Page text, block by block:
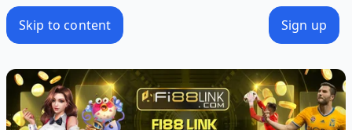
Skip to content Sign up